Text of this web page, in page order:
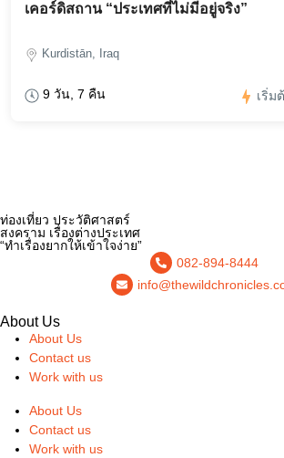
เคอร์ดิสถาน “ประเทศที่ไม่มีอยู่จริง”
Kurdistān, Iraq
9 วัน, 7 คืน เริ่ม
ท่องเที่ยว ประวัติศาสตร์
สงคราม เรื่องต่างประเทศ
“ทำเรื่องยากให้เข้าใจง่าย”
082-894-8444
About Us
About Us
Contact us
Work with us
About Us
Contact us
Work with us